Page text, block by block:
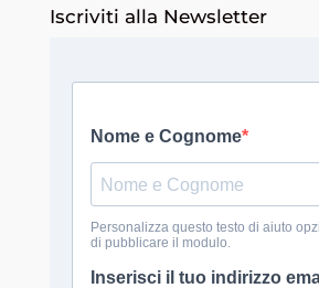
Iscriviti alla Newsletter